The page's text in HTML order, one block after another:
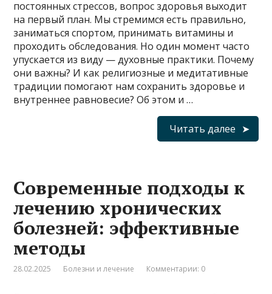
постоянных стрессов, вопрос здоровья выходит
на первый план. Мы стремимся есть правильно,
заниматься спортом, принимать витамины и
проходить обследования. Но один момент часто
упускается из виду — духовные практики. Почему
они важны? И как религиозные и медитативные
традиции помогают нам сохранить здоровье и
внутреннее равновесие? Об этом и …
Читать далее
Современные подходы к
лечению хронических
болезней: эффективные
методы
28.02.2025 Болезни и лечение Комментарии: 0